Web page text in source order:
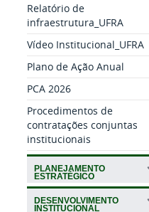
Relatório de
infraestrutura_UFRA
Vídeo Institucional_UFRA
Plano de Ação Anual
PCA 2026
Procedimentos de
contratações conjuntas
institucionais
PLANEJAMENTO
ESTRATÉGICO
DESENVOLVIMENTO
INSTITUCIONAL